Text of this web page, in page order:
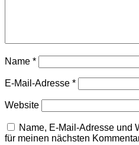
Name *
E-Mail-Adresse *
Website
Name, E-Mail-Adresse und
für meinen nächsten